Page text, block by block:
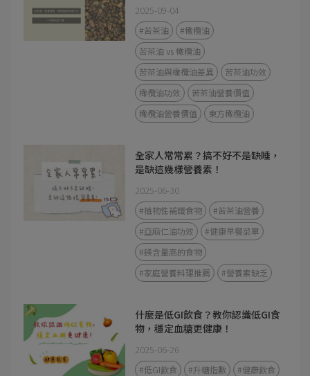
2025-09-04
#苦茶油
#橄欖油
苦茶油 vs 橄欖油
苦茶油與橄欖油差異
苦茶油功效
橄欖油功效
苦茶油營養價值
橄欖油營養價值
東方橄欖油
全家人常常累？搞不好不是缺睡，
是缺這幾樣營養素！
2025-06-30
#植物性補鐵食物
#苦茶油營養
#亞麻仁油功效
#健康早餐菜單
#鎂含量高的食物
#家庭營養料理推薦
#營養素缺乏
什麼是低GI飲食？教你認識低GI食
物，穩定血糖更健康！
2025-06-26
#低GI飲食 #升糖指數
#健康飲食